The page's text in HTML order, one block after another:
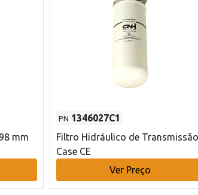
mm
PN 1346027C1
Filtro Hidráulico de Transmissão
Case CE
Ver Preço